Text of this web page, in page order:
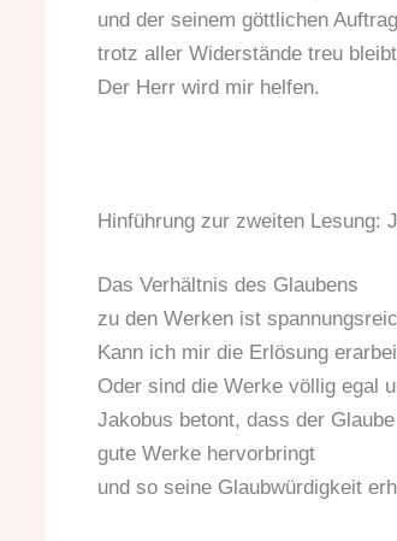
und der seinem göttlichen Auftrag
trotz aller Widerstände treu
Der Herr wird mir helfen.
Hinführung zur zweiten Lesung:
Das Verhältnis des Glaubens
zu den Werken ist
Kann ich mir die Erlösung
Oder sind die Werke völlig egal
Jakobus betont, dass der Glaube
gute Werke hervorbringt
und so seine Glaubwürdigkeit